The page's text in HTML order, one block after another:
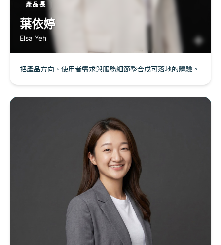
產品長
葉依婷
Elsa Yeh
把產品方向、使用者需求與服務細節整合成可落地的體驗。